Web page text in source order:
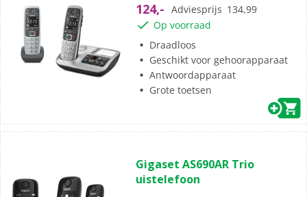
5
sterren.
1
beoordeling
124,- Adviesprijs 134,99
Op voorraad
Draadloos
Geschikt voor gehoorapparaat
Antwoordapparaat
Grote toetsen
van
de
Gigaset AS690AR Trio
uistelefoon